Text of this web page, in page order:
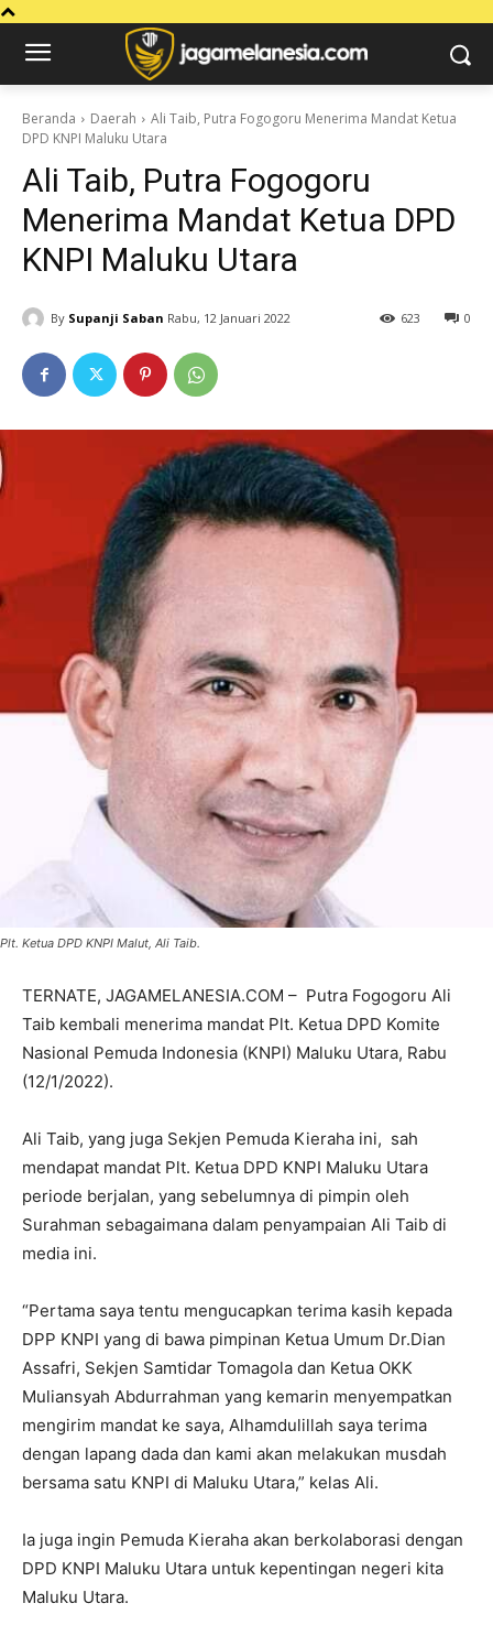
Beranda Daerah
Ali Taib, Putra Fogogoru Menerima Mandat Ketua
DPD KNPI Maluku Utara
Ali Taib, Putra Fogogoru
Menerima Mandat Ketua DPD
KNPI Maluku Utara
By Supanji Saban Rabu, 12 Januari 2022 0
623
Plt. Ketua DPD KNPI Malut, Ali Taib.
TERNATE, JAGAMELANESIA.COM – Putra Fogogoru Ali
Taib kembali menerima mandat Plt. Ketua DPD Komite
Nasional Pemuda Indonesia (KNPI) Maluku Utara, Rabu
(12/1/2022).
Ali Taib, yang juga Sekjen Pemuda Kieraha ini, sah
mendapat mandat Plt. Ketua DPD KNPI Maluku Utara
periode berjalan, yang sebelumnya di pimpin oleh
Surahman sebagaimana dalam penyampaian Ali Taib di
media ini.
“Pertama saya tentu mengucapkan terima kasih kepada
DPP KNPI yang di bawa pimpinan Ketua Umum Dr.Dian
Assafri, Sekjen Samtidar Tomagola dan Ketua OKK
Muliansyah Abdurrahman yang kemarin menyempatkan
mengirim mandat ke saya, Alhamdulillah saya terima
dengan lapang dada dan kami akan melakukan musdah
bersama satu KNPI di Maluku Utara,” kelas Ali.
Ia juga ingin Pemuda Kieraha akan berkolaborasi dengan
DPD KNPI Maluku Utara untuk kepentingan negeri kita
Maluku Utara.